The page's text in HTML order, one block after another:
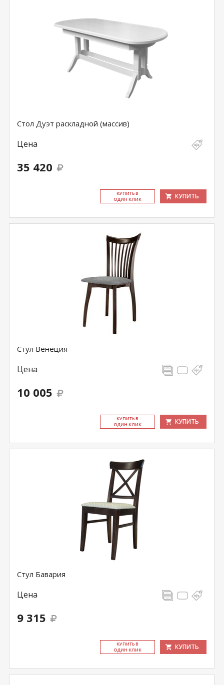
Стол Дуэт раскладной (массив)
Цена
35 420
КУ­ПИТЬ В
ОДИН КЛИК
КУПИТЬ
Стул Венеция
Цена
10 005
КУ­ПИТЬ В
ОДИН КЛИК
КУПИТЬ
Стул Бавария
Цена
9 315
КУ­ПИТЬ В
ОДИН КЛИК
КУПИТЬ